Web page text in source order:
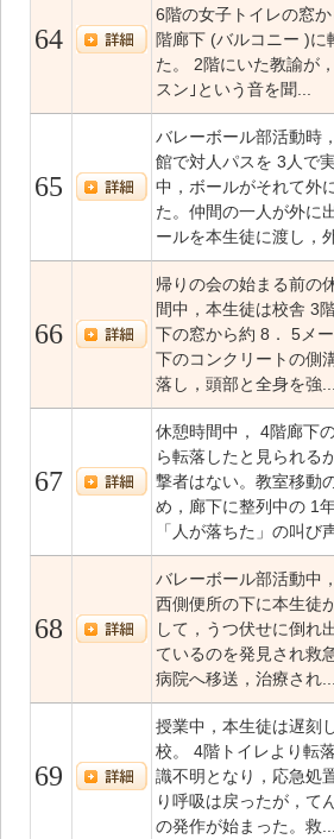
64
6階の女子トイレの窓
階廊下 (バルコニー )に
た。 2階にいた教諭が
スン｣という音を聞...
65
バレーボール部活動時
館で対人パスを 3人で
中，ボールがそれて外
た。仲間の一人が外に
ールを本生徒に渡し，
66
帰りの会の始まる前の
間中，本生徒は校舎 3
下の窓から約 8． 5メ
下のコンクリートの側
落し，頭部と全身を強...
67
休憩時間中， 4階廊下
ら転落したと見られる
撃者はない。教室移動
め，廊下に整列中の 1
「人が落ちた」の叫び
68
バレーボール部活動中
西側便所の下に本生徒
して，うつ伏せに倒れ
ているのを発見され救
病院へ移送，治療され...
69
授業中，本生徒は遅刻
校。 4階トイレより転
識不明となり，応急処
り呼吸は戻ったが，て
の発作が始まった。救...